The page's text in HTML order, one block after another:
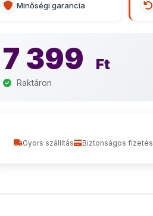
Minőségi garancia
7 399 Ft
Raktáron
Gyors szállítás Biztonságos fizetés